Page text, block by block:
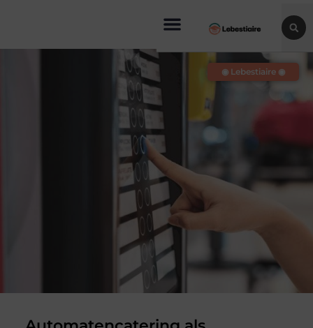
◉ Lebestiaire ◉